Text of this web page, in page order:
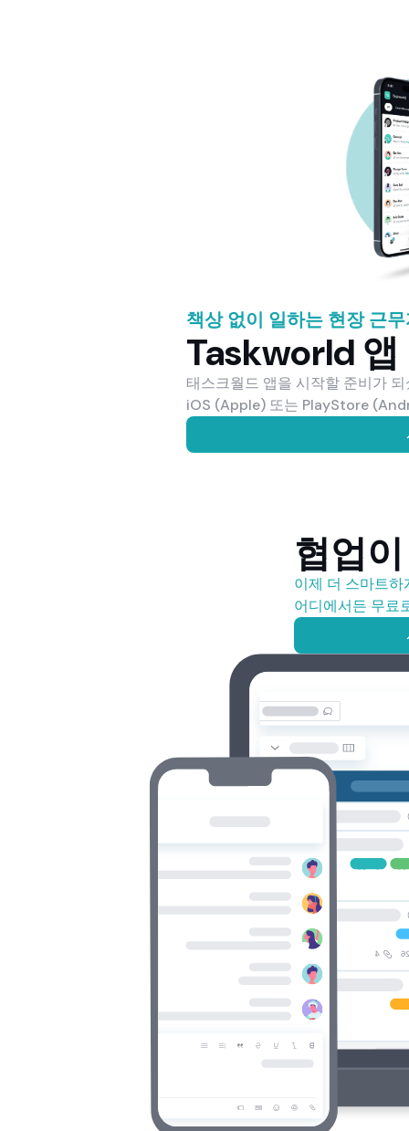
책상 없이 일하는 현장 근
Taskworld
태스크월드 앱을 시작할 준비가
iOS (Apple) 또는 PlayStore
협업
이제 더 스마트하
어디에서든 무료